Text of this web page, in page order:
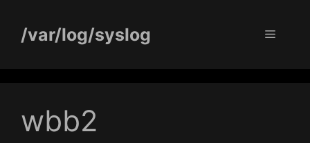
Inhalt
springen
/var/log/syslog Menü
wbb2